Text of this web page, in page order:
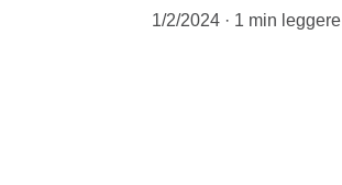
1/2/2024
1 min leggere